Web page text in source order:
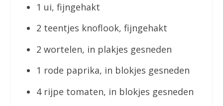
1 ui, fijngehakt
2 teentjes knoflook, fijngehakt
2 wortelen, in plakjes gesneden
1 rode paprika, in blokjes gesneden
4 rijpe tomaten, in blokjes gesneden